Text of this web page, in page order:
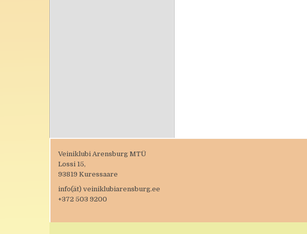
Veiniklubi Arensburg MTÜ
Lossi 15,
93819 Kuressaare
info(ät) veiniklubiarensburg.ee
+372 503 9200